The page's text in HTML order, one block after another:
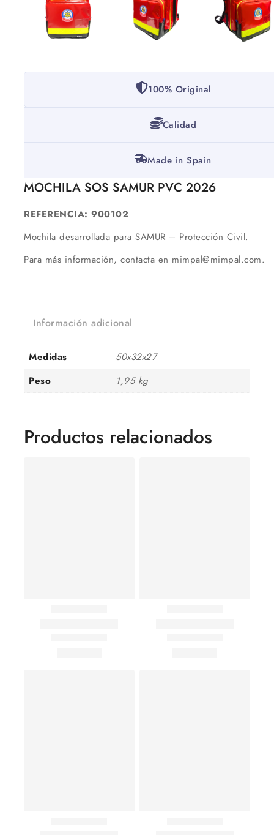
100% Original
Calidad
Made in Spain
MOCHILA SOS SAMUR PVC 2026
REFERENCIA: 900102
Mochila desarrollada para SAMUR – Protección Civil.
Para más información, contacta en mimpal@mimpal.com.
Información adicional
Medidas
50x32x27
Peso
1,95 kg
Productos relacionados